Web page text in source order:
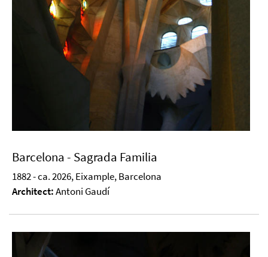
Barcelona - Sagrada Familia
1882 - ca. 2026, Eixample, Barcelona
Architect:Antoni Gaudí